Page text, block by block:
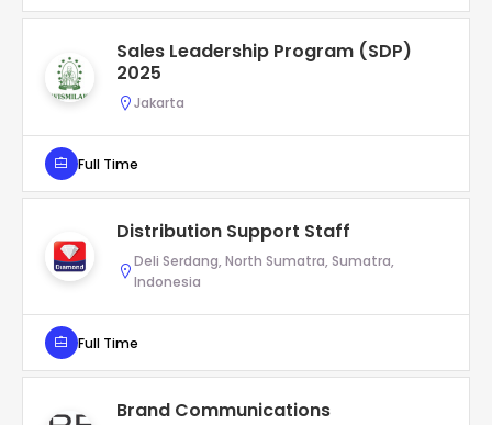
Sales Leadership Program (SDP)
2025
Jakarta
Full Time
Distribution Support Staff
Deli Serdang, North Sumatra, Sumatra,
Indonesia
Full Time
Brand Communications